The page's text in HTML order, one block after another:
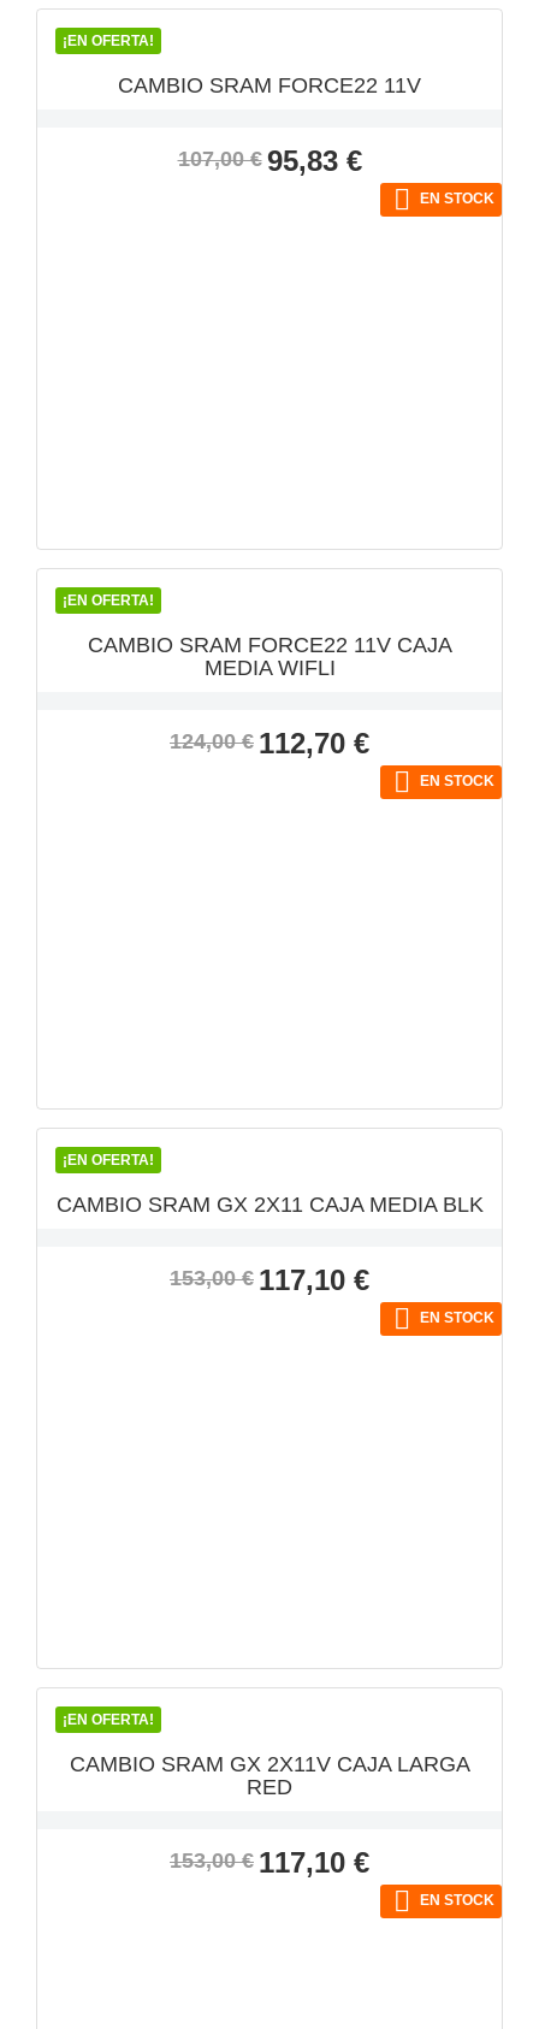
¡EN OFERTA!
CAMBIO SRAM FORCE22 11V
Precio
107,00 € Precio
95,83 €
 EN STOCK
¡EN OFERTA!
CAMBIO SRAM FORCE22 11V CAJA
MEDIA WIFLI
Precio
124,00 € Precio
112,70 €
 EN STOCK
¡EN OFERTA!
CAMBIO SRAM GX 2X11 CAJA MEDIA BLK
Precio
153,00 € Precio
117,10 €
 EN STOCK
¡EN OFERTA!
CAMBIO SRAM GX 2X11V CAJA LARGA
RED
Precio
153,00 € Precio
117,10 €
 EN STOCK